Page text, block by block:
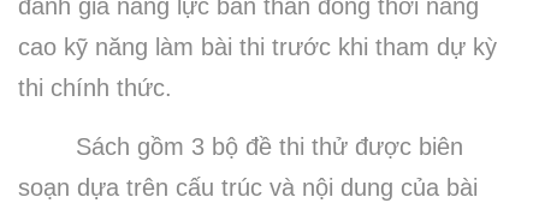
đánh giá năng lực bản thân đồng thời nâng
cao kỹ năng làm bài thi trước khi tham dự kỳ
thi chính thức.
Sách gồm 3 bộ đề thi thử được biên
soạn dựa trên cấu trúc và nội dung của bài